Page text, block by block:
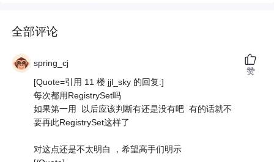
全部评论
spring_cj
[Quote=引用 11 楼 jjl_sky 的回复:]
每次都用RegistrySet吗
如果第一用 以后应该判断有还是没有吧 有的话就不
要再此RegistrySet这样了
对这点还是不太明白 ，希望高手们明示
赞